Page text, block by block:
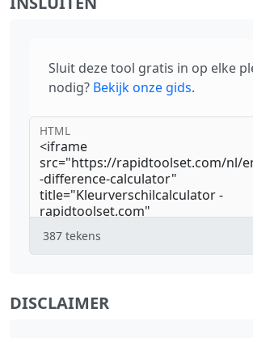
Sluit deze tool gratis in op elke
nodig? Bekijk onze gids.
HTML
387 tekens
DISCLAIMER